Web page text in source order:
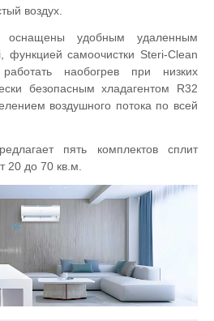
воздух.
оснащены удобным удаленным
функцией самоочистки Steri-Clean
наобогрев при низких
безопасным хладагентом R32
воздушного потока по всей
пять комплектов сплит
20 до 70 кв.м.